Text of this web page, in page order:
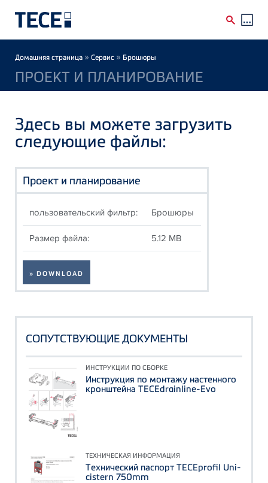
Breadcrumb
Домашняя страница » Сервис » Брошюры
ПРОЕКТ И ПЛАНИРОВАНИЕ
Здесь вы можете загрузить
следующие файлы:
Проект и планирование
пользовательский фильтр: Брошюры
Размер файла: 5.12 MB
» DOWNLOAD
СОПУТСТВУЮЩИЕ ДОКУМЕНТЫ
ИНСТРУКЦИИ ПО СБОРКЕ
Инструкция по монтажу настенного
кронштейна TECEdrainline-Evo
ТЕХНИЧЕСКАЯ ИНФОРМАЦИЯ
Технический паспорт TECEprofil Uni-
cistern 750mm